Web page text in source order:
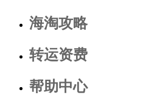
海淘攻略
转运资费
帮助中心